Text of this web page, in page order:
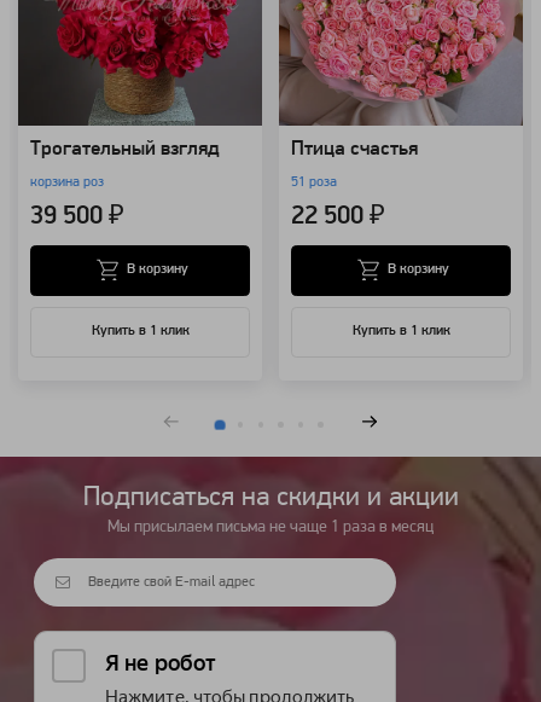
Трогательный взгляд
корзина роз
39 500 ₽
Купить в 1 клик
В корзину
Птица счастья
51 роза
22 500 ₽
Купить в 1 клик
В корзину
Подписаться на cкидки и акции
Мы присылаем письма не чаще 1 раза в месяц